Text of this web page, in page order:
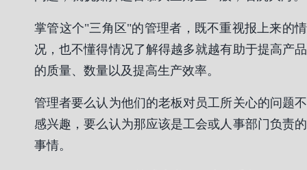
掌管这个"三角区"的管理者，既不重视报上来的情
况，也不懂得情况了解得越多就越有助于提高产品
的质量、数量以及提高生产效率。
管理者要么认为他们的老板对员工所关心的问题不
感兴趣，要么认为那应该是工会或人事部门负责的
事情。